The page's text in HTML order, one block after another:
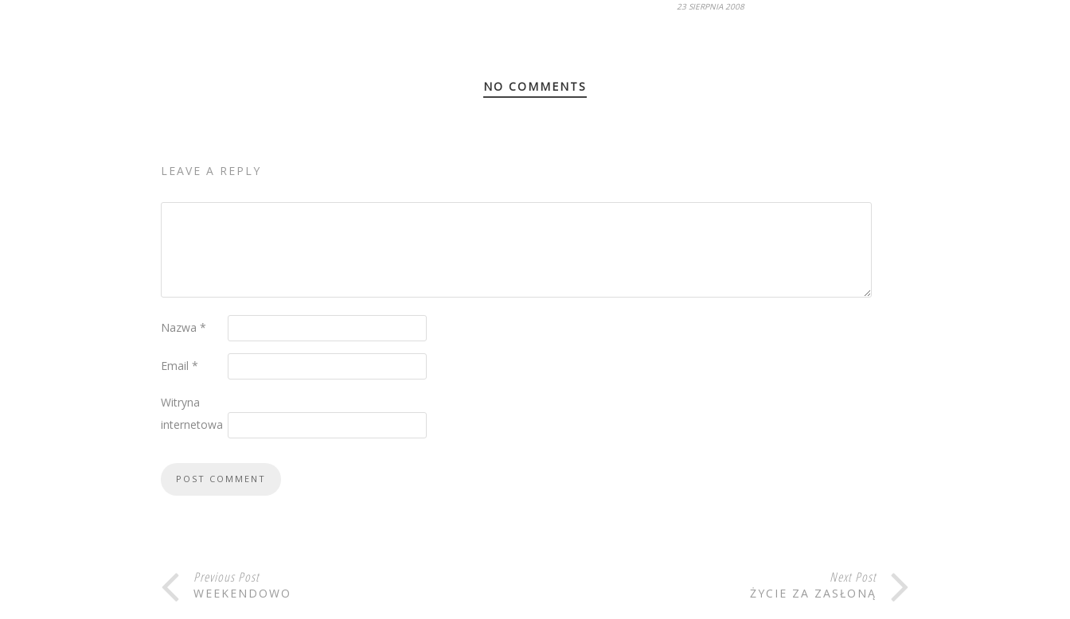
23 SIERPNIA 2008
NO COMMENTS
LEAVE A REPLY
Nazwa *
Email *
Witryna
internetowa
Previous Post
WEEKENDOWO
Next Post
ŻYCIE ZA ZASŁONĄ